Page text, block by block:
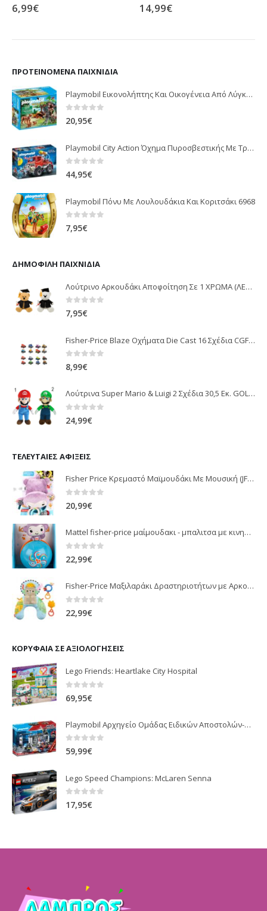
0out of 5
6,99€ 0 out of 5
14,99€
ΠΡΟΤΕΙΝΌΜΕΝΑ ΠΑΙΧΝΊΔΙΑ
Playmobil Εικονολήπτης Και Οικογένεια Από Λύγκες 5561
0 out of 5
20,95€
Playmobil City Action Όχημα Πυροσβεστικής Με Τροχαλία Ρυμούλκησης 9466
0 out of 5
44,95€
Playmobil Πόνυ Με Λουλουδάκια Και Κοριτσάκι 6968
0out of 5
7,95€
ΔΗΜΟΦΙΛΉ ΠΑΙΧΝΊΔΙΑ
Λούτρινο Αρκουδάκι Αποφοίτηση Σε 1 ΧΡΩΜΑ (ΛΕΥΚΟ)25Εκ 1850
0out of 5
7,95€
Fisher-Price Blaze Οχήματα Die Cast 16 Σχέδια CGF20
0 out of 5
8,99€
Λούτρινα Super Mario & Luigi 2 Σχέδια 30,5 Εκ. GOL13769
0 out of 5
24,99€
ΤΕΛΕΥΤΑΊΕΣ ΑΦΊΞΕΙΣ
Fisher Price Κρεμαστό Μαϊμουδάκι Με Μουσική (JFF02)
0 out of 5
20,99€
Mattel fisher-price μαίμουδακι - μπαλιτσα με κινηση JLB95
22,99€
Fisher-Price Μαξιλαράκι Δραστηριοτήτων με Αρκουδάκι (JHB44)
22,99€
ΚΟΡΥΦΑΊΑ ΣΕ ΑΞΙΟΛΟΓΉΣΕΙΣ
Lego Friends: Heartlake City Hospital
69,95€
Playmobil Αρχηγείο Ομάδας Ειδικών Αποστολών-Βαλιτσάκι (70338)
0 out of 5
59,99€
Lego Speed Champions: McLaren Senna
0 out of 5
17,95€